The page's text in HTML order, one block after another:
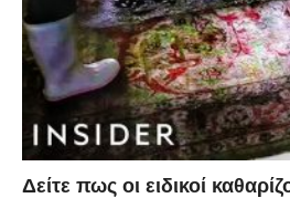
Δείτε πως οι ειδικοί